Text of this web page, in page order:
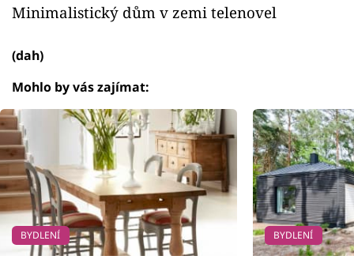
Minimalistický dům v zemi telenovel
(dah)
Mohlo by vás zajímat:
BYDLENÍ BYDLENÍ